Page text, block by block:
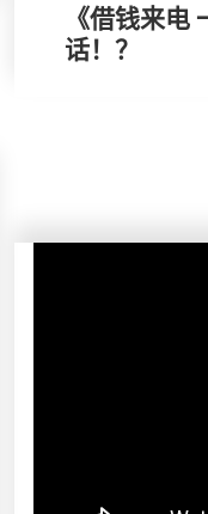
《借钱来电
话！？